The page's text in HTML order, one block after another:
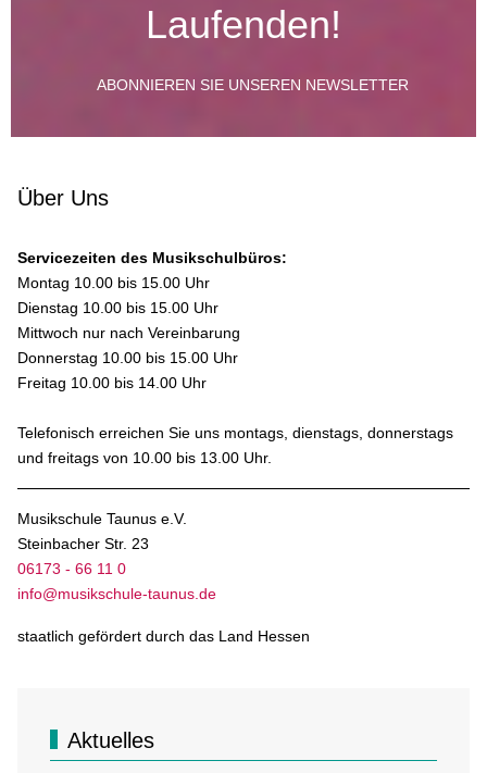
Laufenden!
ABONNIEREN SIE UNSEREN NEWSLETTER
Über Uns
Servicezeiten des Musikschulbüros:
Montag 10.00 bis 15.00 Uhr
Dienstag 10.00 bis 15.00 Uhr
Mittwoch nur nach Vereinbarung
Donnerstag 10.00 bis 15.00 Uhr
Freitag 10.00 bis 14.00 Uhr
Telefonisch erreichen Sie uns montags, dienstags, donnerstags
und freitags von 10.00 bis 13.00 Uhr.
Musikschule Taunus e.V.
Steinbacher Str. 23
06173 - 66 11 0
info@musikschule-taunus.de
staatlich gefördert durch das Land Hessen
Aktuelles